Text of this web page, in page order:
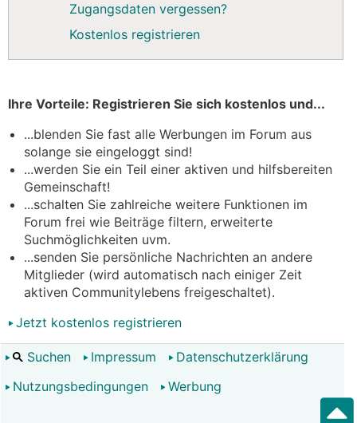
Zugangsdaten vergessen?
Kostenlos registrieren
Ihre Vorteile: Registrieren Sie sich kostenlos und...
...blenden Sie fast alle Werbungen im Forum aus
solange sie eingeloggt sind!
...werden Sie ein Teil einer aktiven und hilfsbereiten
Gemeinschaft!
...schalten Sie zahlreiche weitere Funktionen im
Forum frei wie Beiträge filtern, erweiterte
Suchmöglichkeiten uvm.
...senden Sie persönliche Nachrichten an andere
Mitglieder (wird automatisch nach einiger Zeit
aktiven Communitylebens freigeschaltet).
Jetzt kostenlos registrieren
Suchen Impressum
Datenschutzerklärung
Nutzungsbedingungen
Werbung